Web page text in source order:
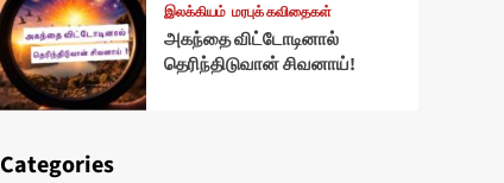
இலக்கியம் மரபுக் கவிதைகள்
அகந்தை விட்டோடினால்
தெரிந்திடுவான் சிவனாய்!
Categories